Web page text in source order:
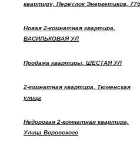
квартиру, Переулок Энергетиков, 77б
Новая 2-комнатная квартира,
ВАСИЛЬКОВАЯ УЛ
Продажа квартиры, ШЕСТАЯ УЛ
2-комнатная квартира, Тюменская
улица
Недорогая 2-комнатная квартира,
Улица Воровского